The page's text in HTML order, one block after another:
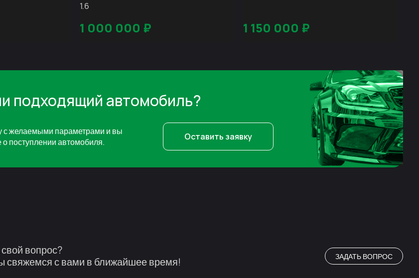
1.6
1 000 000 ₽ 1 150 000 ₽
подходящий автомобиль?
с желаемыми параметрами и вы
поступлении автомобиля.
Оставить заявку
вопрос?
свяжемся с вами в ближайшее время!
ЗАДАТЬ ВОПРОС